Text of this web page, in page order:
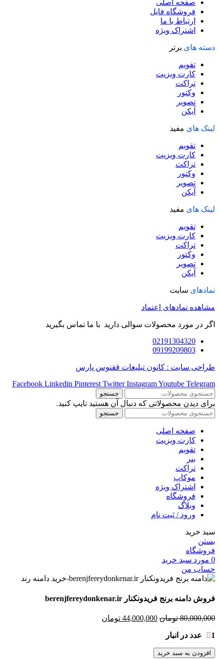
صفحه اصلی
فروشگاه فایل
ارتباط با ما
اشتراک ویژه
دسته های برتر
تقویم
کارت ویزیت
تراکت
وکتور
تصویر
آیکن
لینک های مفید
تقویم
کارت ویزیت
تراکت
وکتور
تصویر
آیکن
لینک های مفید
تقویم
کارت ویزیت
تراکت
وکتور
تصویر
آیکن
نمادهای سایت
مشاهده نمادهای اعتماد
اگر در مورد محصولات سوالی دارید با ما تماس بگیرید
02191304320
09199209803
طراحی سایت : کانون تبلیغات ققنوس پارس
Facebook Linkedin Pinterest Twitter InstagramYoutube Telegram
جستجو
برای دیدن محصولاتی که دنبال آن هستید تایپ کنید.
جستجو
صفحه اصلی
کارت ویزیت
تقویم
بنر
تراکت
موکاپ
اشتراک ویژه
فروشگاه
وبلاگ
ورود / ثبت نام
سبد خرید
بستن
فروشگاه
0 مورد سبد خرید
حساب من
فروش دامنه برنج فریدونکنار berenjfereydonkenar.ir
80,000,000 تومان قیمت
44,000,000 تومان
1 عدد در انبار
افزودن به سبد خرید